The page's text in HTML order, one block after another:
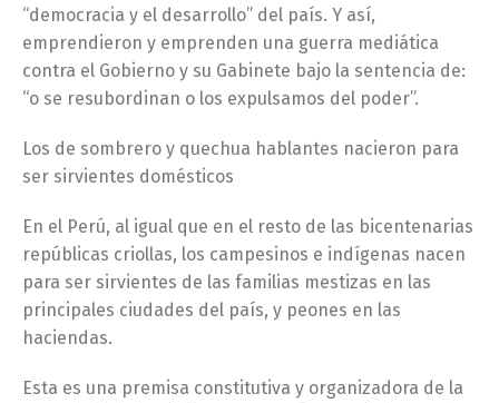
“democracia y el desarrollo” del país. Y así,
emprendieron y emprenden una guerra mediática
contra el Gobierno y su Gabinete bajo la sentencia de:
“o se resubordinan o los expulsamos del poder”.
Los de sombrero y quechua hablantes nacieron para
ser sirvientes domésticos
En el Perú, al igual que en el resto de las bicentenarias
repúblicas criollas, los campesinos e indígenas nacen
para ser sirvientes de las familias mestizas en las
principales ciudades del país, y peones en las
haciendas.
Esta es una premisa constitutiva y organizadora de la